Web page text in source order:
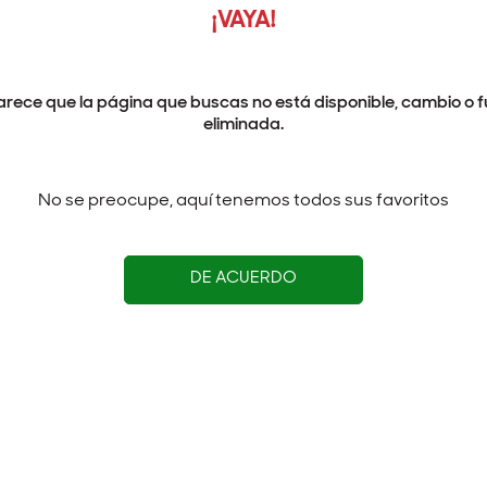
¡VAYA!
que la página que buscas no está disponible, cambio o
eliminada.
No se preocupe, aquí tenemos todos sus favoritos
DE ACUERDO